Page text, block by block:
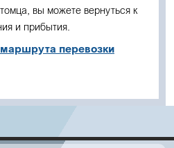
вы можете вернуться к
и прибытия.
перевозки